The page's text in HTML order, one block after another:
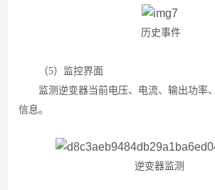
历史事件
（5） 监控界面
监测逆变器当前电压、电流、输出功率
信息。
逆变器监测